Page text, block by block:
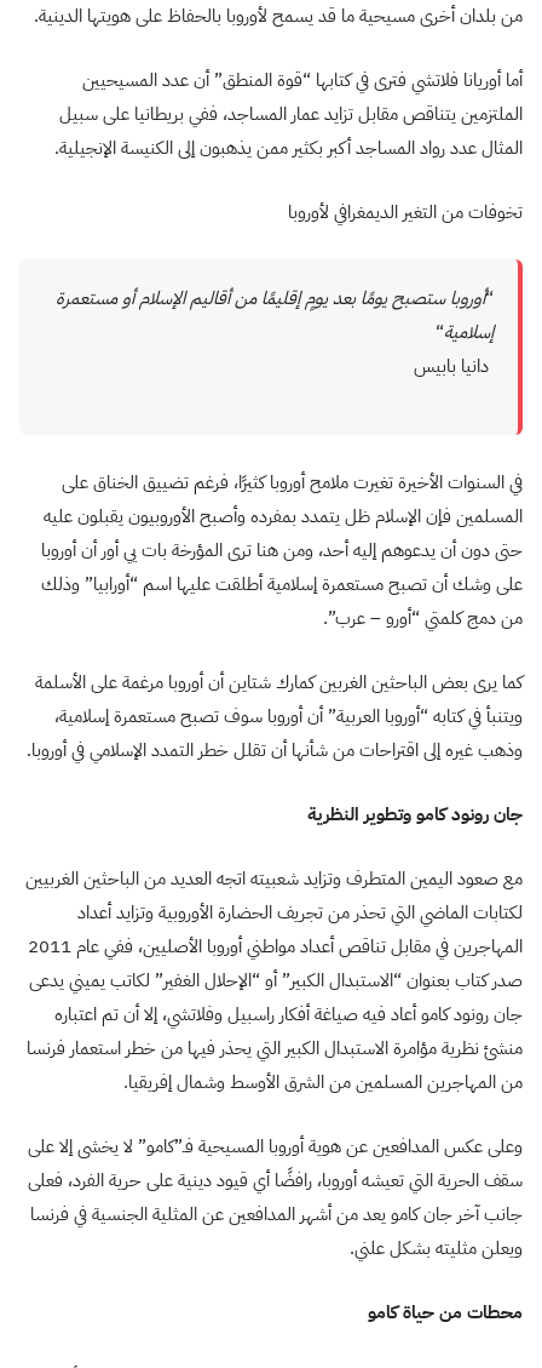
من بلدان أخرى مسيحية ما قد يسمح لأوروبا بالحفاظ على هويتها الدينية.
أما أوريانا فلاتشي فترى في كتابها “قوة المنطق” أن عدد المسيحيين
الملتزمين يتناقص مقابل تزايد عمار المساجد، ففي بريطانيا على سبيل
المثال عدد رواد المساجد أكبر بكثير ممن يذهبون إلى الكنيسة الإنجيلية.
تخوفات من التغير الديمغرافي لأوروبا
“أوروبا ستصبح يومًا بعد يومٍ إقليمًا من أقاليم الإسلام أو مستعمرة
إسلامية“
دانيا بابيس
في السنوات الأخيرة تغيرت ملامح أوروبا كثيرًا، فرغم تضييق الخناق على
المسلمين فإن الإسلام ظل يتمدد بمفرده وأصبح الأوروبيون يقبلون عليه
حتى دون أن يدعوهم إليه أحد، ومن هنا ترى المؤرخة بات يي أور أن أوروبا
على وشك أن تصبح مستعمرة إسلامية أطلقت عليها اسم “أورابيا” وذلك
من دمج كلمتي “أورو – عرب”.
كما يرى بعض الباحثين الغربين كمارك شتاين أن أوروبا مرغمة على الأسلمة
ويتنبأ في كتابه “أوروبا العربية” أن أوروبا سوف تصبح مستعمرة إسلامية،
وذهب غيره إلى اقتراحات من شأنها أن تقلل خطر التمدد الإسلامي في أوروبا.
جان رونود كامو وتطوير النظرية
مع صعود اليمين المتطرف وتزايد شعبيته اتجه العديد من الباحثين الغربيين
لكتابات الماضي التي تحذر من تجريف الحضارة الأوروبية وتزايد أعداد
المهاجرين في مقابل تناقص أعداد مواطني أوروبا الأصليين، ففي عام 2011
صدر كتاب بعنوان “الاستبدال الكبير” أو “الإحلال الغفير” لكاتب يميني يدعى
جان رونود كامو أعاد فيه صياغة أفكار راسبيل وفلاتشي، إلا أن تم اعتباره
منشئ نظرية مؤامرة الاستبدال الكبير التي يحذر فيها من خطر استعمار فرنسا
من المهاجرين المسلمين من الشرق الأوسط وشمال إفريقيا.
وعلى عكس المدافعين عن هوية أوروبا المسيحية فـ”كامو” لا يخشى إلا على
سقف الحرية التي تعيشه أوروبا، رافضًا أي قيود دينية على حرية الفرد، فعلى
جانب آخر جان كامو يعد من أشهر المدافعين عن المثلية الجنسية في فرنسا
ويعلن مثليته بشكل علني.
محطات من حياة كامو